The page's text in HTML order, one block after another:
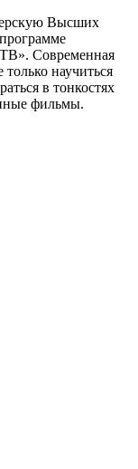
Высших
Современная
научиться
в тонкостях
фильмы.